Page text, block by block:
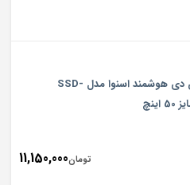
تلوزیون ال ای دی هوشمند اسنوا مدل SSD-
تومان11,150,000